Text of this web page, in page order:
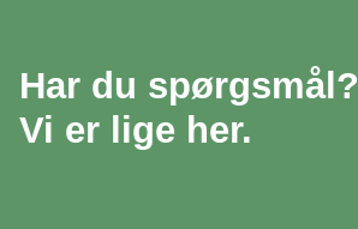
Har du spørgsmål?
Vi er lige her.